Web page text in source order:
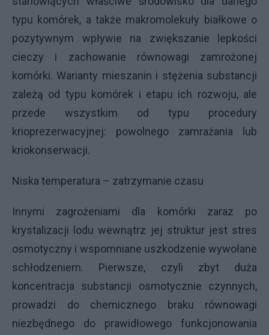
typu komórek, a także makromolekuły białkowe o
pozytywnym wpływie na zwiększanie lepkości
cieczy i zachowanie równowagi zamrożonej
komórki. Warianty mieszanin i stężenia substancji
zależą od typu komórek i etapu ich rozwoju, ale
przede wszystkim od typu procedury
krioprezerwacyjnej: powolnego zamrażania lub
kriokonserwacji.
Niska temperatura – zatrzymanie czasu
Innymi zagrożeniami dla komórki zaraz po
krystalizacji lodu wewnątrz jej struktur jest stres
osmotyczny i wspomniane uszkodzenie wywołane
schłodzeniem. Pierwsze, czyli zbyt duża
koncentracja substancji osmotycznie czynnych,
prowadzi do chemicznego braku równowagi
niezbędnego do prawidłowego funkcjonowania